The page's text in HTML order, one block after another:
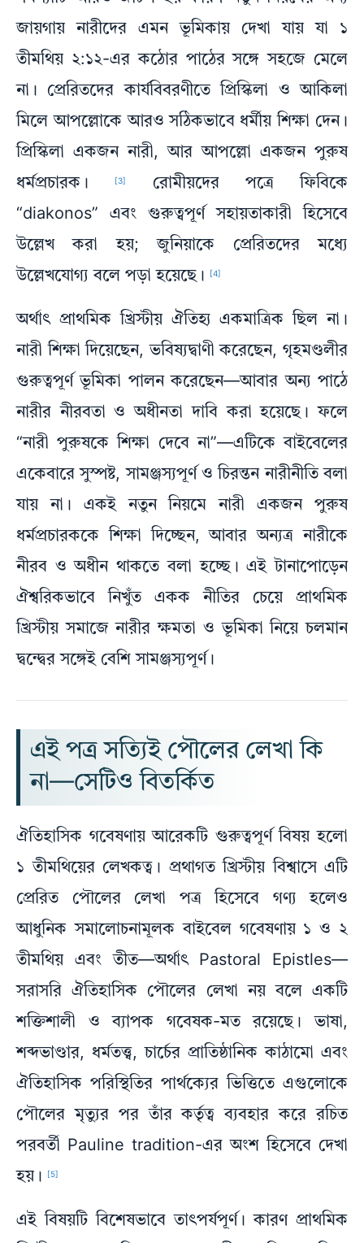
জায়গায় নারীদের এমন ভূমিকায় দেখা যায় যা ১
তীমথিয় ২:১২-এর কঠোর পাঠের সঙ্গে সহজে মেলে
না। প্রেরিতদের কার্যবিবরণীতে প্রিস্কিলা ও আকিলা
মিলে আপল্লোকে আরও সঠিকভাবে ধর্মীয় শিক্ষা দেন।
প্রিস্কিলা একজন নারী, আর আপল্লো একজন পুরুষ
ধর্মপ্রচারক।
[3]
রোমীয়দের পত্রে ফিবিকে
“diakonos” এবং গুরুত্বপূর্ণ সহায়তাকারী হিসেবে
উল্লেখ করা হয়; জুনিয়াকে প্রেরিতদের মধ্যে
উল্লেখযোগ্য বলে পড়া হয়েছে।
[4]
অর্থাৎ প্রাথমিক খ্রিস্টীয় ঐতিহ্য একমাত্রিক ছিল না।
নারী শিক্ষা দিয়েছেন, ভবিষ্যদ্বাণী করেছেন, গৃহমণ্ডলীর
গুরুত্বপূর্ণ ভূমিকা পালন করেছেন—আবার অন্য পাঠে
নারীর নীরবতা ও অধীনতা দাবি করা হয়েছে। ফলে
“নারী পুরুষকে শিক্ষা দেবে না”—এটিকে বাইবেলের
একেবারে সুস্পষ্ট, সামঞ্জস্যপূর্ণ ও চিরন্তন নারীনীতি বলা
যায় না। একই নতুন নিয়মে নারী একজন পুরুষ
ধর্মপ্রচারককে শিক্ষা দিচ্ছেন, আবার অন্যত্র নারীকে
নীরব ও অধীন থাকতে বলা হচ্ছে। এই টানাপোড়েন
ঐশ্বরিকভাবে নিখুঁত একক নীতির চেয়ে প্রাথমিক
খ্রিস্টীয় সমাজে নারীর ক্ষমতা ও ভূমিকা নিয়ে চলমান
দ্বন্দ্বের সঙ্গেই বেশি সামঞ্জস্যপূর্ণ।
এই পত্র সত্যিই পৌলের লেখা কি
না—সেটিও বিতর্কিত
ঐতিহাসিক গবেষণায় আরেকটি গুরুত্বপূর্ণ বিষয় হলো
১ তীমথিয়ের লেখকত্ব। প্রথাগত খ্রিস্টীয় বিশ্বাসে এটি
প্রেরিত পৌলের লেখা পত্র হিসেবে গণ্য হলেও
আধুনিক সমালোচনামূলক বাইবেল গবেষণায় ১ ও ২
তীমথিয় এবং তীত—অর্থাৎ Pastoral Epistles—
সরাসরি ঐতিহাসিক পৌলের লেখা নয় বলে একটি
শক্তিশালী ও ব্যাপক গবেষক-মত রয়েছে। ভাষা,
শব্দভাণ্ডার, ধর্মতত্ত্ব, চার্চের প্রাতিষ্ঠানিক কাঠামো এবং
ঐতিহাসিক পরিস্থিতির পার্থক্যের ভিত্তিতে এগুলোকে
পৌলের মৃত্যুর পর তাঁর কর্তৃত্ব ব্যবহার করে রচিত
পরবর্তী Pauline tradition-এর অংশ হিসেবে দেখা
হয়।
[5]
এই বিষয়টি বিশেষভাবে তাৎপর্যপূর্ণ। কারণ প্রাথমিক